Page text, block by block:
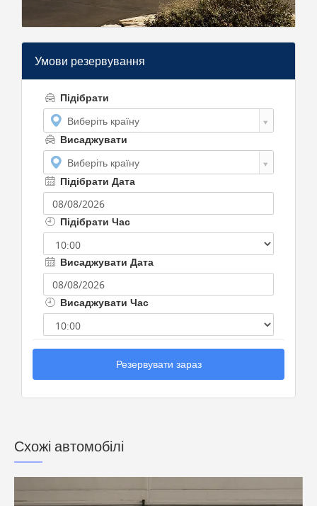
Умови резервування
Підібрати
Виберіть країну
Висаджувати
Виберіть країну
Підібрати Дата
Підібрати Час
Висаджувати Дата
Висаджувати Час
Резервувати зараз
Схожі автомобілі